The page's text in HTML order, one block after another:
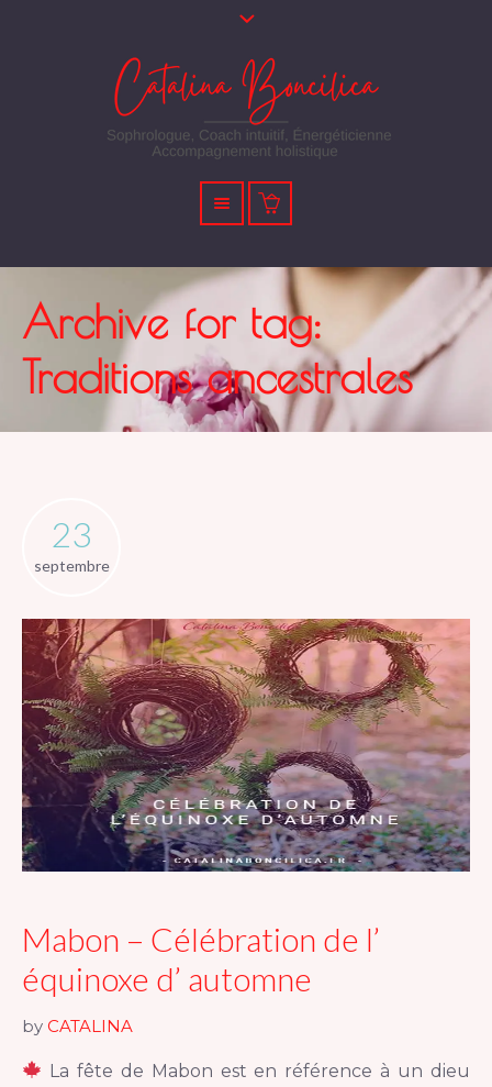
Archive for tag:
Traditions ancestrales
23
septembre
Mabon – Célébration de l’
équinoxe d’ automne
by CATALINA
La fête de Mabon est en référence à un dieu